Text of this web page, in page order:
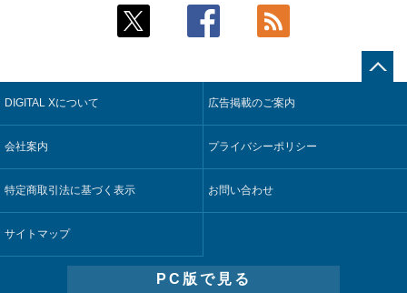
Umios、消費者起点の販売計画策定に向けたAIシステムを本格
コスモ石油、製油所の設備点検への四足歩行ロボット利用を
5 フィジカルAIが迫る“人と機械の役割の再設計”【第3回】
鹿島建設、鋼管柱へのコンクリート充填時の異常を検出する
AIを遠隔監視システムに実装
そもそも今の仕事はAIエージェントを求めているのか【第25
5
製造業の現場の暗黙知を組織横断で活用するためのナレッジ
管理基盤、LIGHTzが提供
DIGITAL Xについて 広告掲載のご案内
会社案内 プライバシーポリシー
特定商取引法に基づく表示 お問い合わせ
サイトマップ
PC版で見る